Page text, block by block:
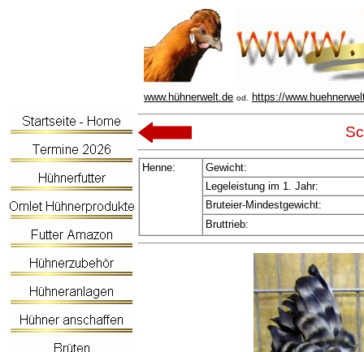
www.hühnerwelt.de od. https://
Henne:
Gewicht:
Legeleistung im 1. Jahr:
Bruteier-Mindestgewicht:
Bruttrieb: